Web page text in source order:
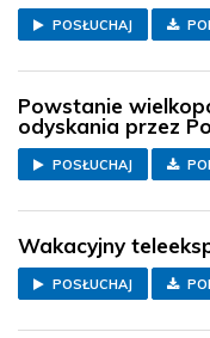
POSŁUCHAJ
Powstanie
odyskania przez
POSŁUCHAJ
Wakacyjny
POSŁUCHAJ